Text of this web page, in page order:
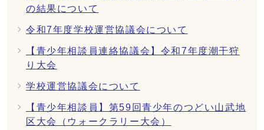
の結果について
令和7年度学校運営協議会について
【青少年相談員連絡協議会】令和7年度潮干狩
り大会
学校運営協議会について
【青少年相談員】第59回青少年のつどい山武地
区大会（ウォークラリー大会）